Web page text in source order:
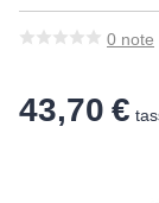
0 note
43,70 €